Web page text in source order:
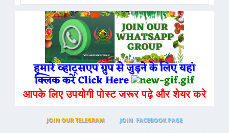
हमारे व्हाट्सएप ग्रुप से जुड़ने के लिए यहां
क्लिक करें Click Here
आपके लिए उपयोगी पोस्ट जरूर पढ़े और शेयर करे
JOIN OUR TELEGRAM JOIN FACEBOOK PAGE